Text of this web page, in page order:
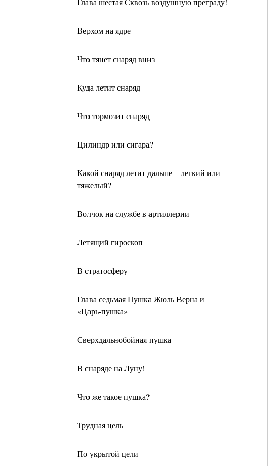
Верхом на ядре
Что тянет снаряд вниз
Куда летит снаряд
Что тормозит снаряд
Цилиндр или сигара?
Какой снаряд летит дальше – легкий или
тяжелый?
Волчок на службе в артиллерии
Летящий гироскоп
В стратосферу
Глава седьмая Пушка Жюль Верна и
«Царь-пушка»
Сверхдальнобойная пушка
В снаряде на Луну!
Что же такое пушка?
Трудная цель
По укрытой цели